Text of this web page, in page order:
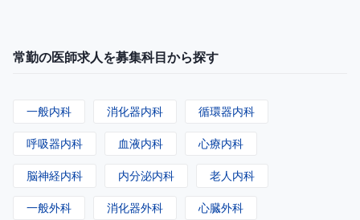
常勤の医師求人を募集科目から探す
一般内科 消化器内科 循環器内科
呼吸器内科 血液内科 心療内科
脳神経内科 内分泌内科 老人内科
一般外科 消化器外科 心臓外科